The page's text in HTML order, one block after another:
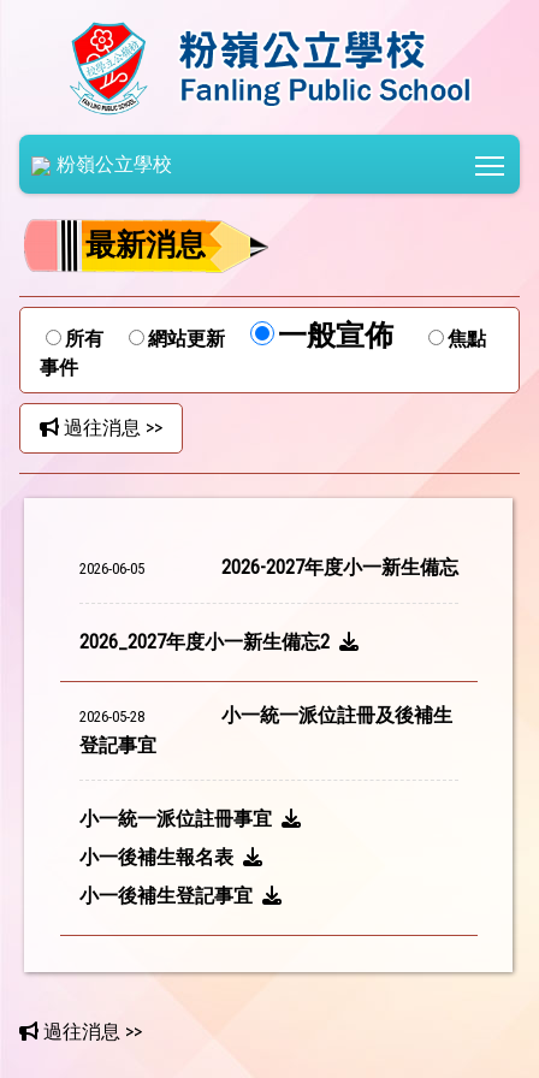
粉嶺公立學校
最新消息
所有 網站更新 一般宣佈
焦點
事件
過往消息 >>
2026-06-05 2026-2027年度小一新生備忘
2026_2027年度小一新生備忘2
2026-05-28
小一統一派位註冊及後補生
登記事宜
小一統一派位註冊事宜
小一後補生報名表
小一後補生登記事宜
過往消息 >>